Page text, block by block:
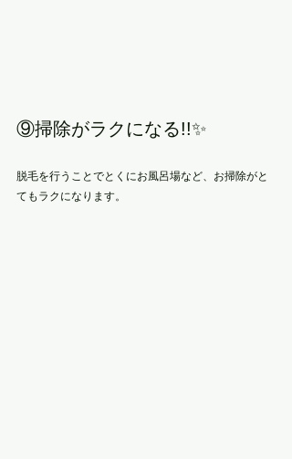
⑨掃除がラクになる!!✨
脱毛を行うことでとくにお風呂場など、お掃除がと
てもラクになります。